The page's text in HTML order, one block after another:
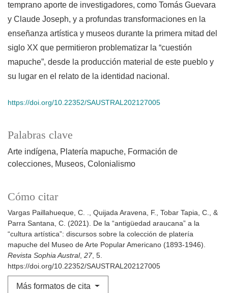
Palabras clave
Arte indígena Platería mapuche Formación de
colecciones Museos Colonialismo
Cómo citar
Vargas Paillahueque, C. ., Quijada Aravena, F., Tobar Tapia, C., &
Parra Santana, C. (2021). De la “antigüedad araucana” a la
“cultura artística”: discursos sobre la colección de platería
mapuche del Museo de Arte Popular Americano (1893-1946).
Revista Sophia Austral, 27, 5.
https://doi.org/10.22352/SAUSTRAL202127005
Más formatos de cita
temprano aporte de investigadores, como Tomás Guevara
y Claude Joseph, y a profundas transformaciones en la
enseñanza artística y museos durante la primera mitad del
siglo XX que permitieron problematizar la “cuestión
mapuche”, desde la producción material de este pueblo y
su lugar en el relato de la identidad nacional.
https://doi.org/10.22352/SAUSTRAL202127005